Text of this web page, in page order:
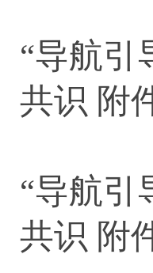
“导航引
共识 附
“导航引
共识 附